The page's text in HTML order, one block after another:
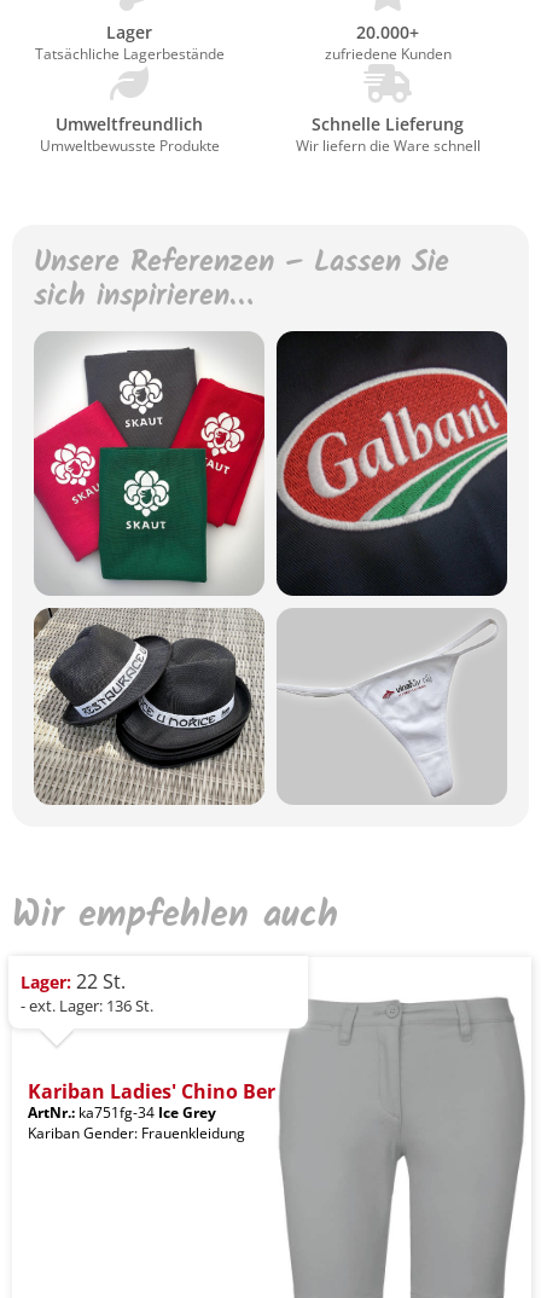
Lager
Tatsächliche Lagerbestände
20.000+
zufriedene Kunden
Umweltfreundlich
Umweltbewusste Produkte
Schnelle Lieferung
Wir liefern die Ware schnell
Unsere Referenzen – Lassen Sie
sich inspirieren…
Wir empfehlen auch
Lager: 22 St.
- ext. Lager: 136 St.
Kariban Ladies' Chino Ber
ArtNr.: ka751fg-34 Ice Grey
Kariban Gender: Frauenkleidung